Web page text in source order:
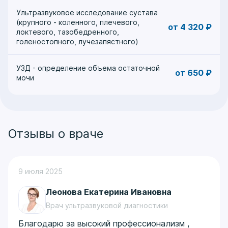
Ультразвуковое исследование сустава
(крупного - коленного, плечевого,
локтевого, тазобедренного,
голеностопного, лучезапястного)
от 4 320 ₽
УЗД - определение объема остаточной
мочи
от 650 ₽
Отзывы о враче
9 июля 2025
Леонова Екатерина Ивановна
Врач ультразвуковой диагностики
Благодарю за высокий профессионализм ,